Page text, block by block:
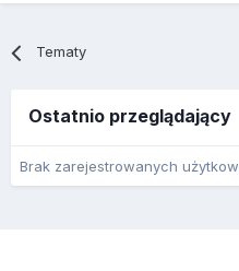
Tematy
Ostatnio przeglądający
Brak zarejestrowanych